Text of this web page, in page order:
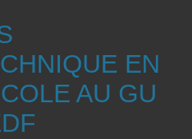
EN
AU GU